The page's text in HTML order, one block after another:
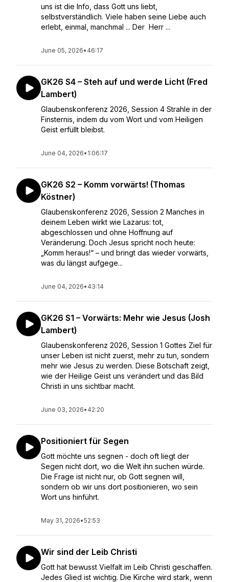
uns ist die Info, dass Gott uns liebt,
selbstverständlich. Viele haben seine Liebe auch
erlebt, einmal, manchmal ... Der Herr ...
June 05, 2026• 46:17
GK26 S4 – Steh auf und werde Licht (Fred
Lambert)
Glaubenskonferenz 2026, Session 4 Strahle in der
Finsternis, indem du vom Wort und vom Heiligen
Geist erfüllt bleibst.
June 04, 2026• 1:06:17
GK26 S2 – Komm vorwärts! (Thomas
Köstner)
Glaubenskonferenz 2026, Session 2 Manches in
deinem Leben wirkt wie Lazarus: tot,
abgeschlossen und ohne Hoffnung auf
Veränderung. Doch Jesus spricht noch heute:
„Komm heraus!“ – und bringt das wieder vorwärts,
was du längst aufgege...
June 04, 2026• 43:14
GK26 S1 – Vorwärts: Mehr wie Jesus (Josh
Lambert)
Glaubenskonferenz 2026, Session 1 Gottes Ziel für
unser Leben ist nicht zuerst, mehr zu tun, sondern
mehr wie Jesus zu werden. Diese Botschaft zeigt,
wie der Heilige Geist uns verändert und das Bild
Christi in uns sichtbar macht.
June 03, 2026• 42:20
Positioniert für Segen
Gott möchte uns segnen - doch oft liegt der
Segen nicht dort, wo die Welt ihn suchen würde.
Die Frage ist nicht nur, ob Gott segnen will,
sondern ob wir uns dort positionieren, wo sein
Wort uns hinführt.
May 31, 2026•52:53
Wir sind der Leib Christi
Gott hat bewusst Vielfalt im Leib Christi geschaffen.
Jedes Glied ist wichtig. Die Kirche wird stark, wenn